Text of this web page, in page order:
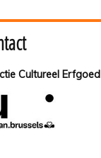
Cultureel Erfgoed